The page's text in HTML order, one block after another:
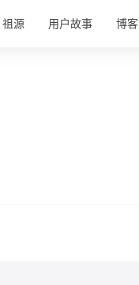
祖源 用户故事 博客